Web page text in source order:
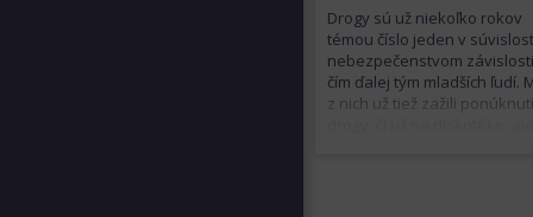
Drogy sú už niekoľko rokov
témou číslo jeden v
nebezpečenstvom
čím ďalej tým mladších ľudí.
z nich už tiež zažili